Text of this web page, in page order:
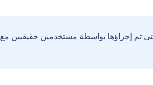
تم إجراؤها بواسطة مستخدمين حقيقيين مع